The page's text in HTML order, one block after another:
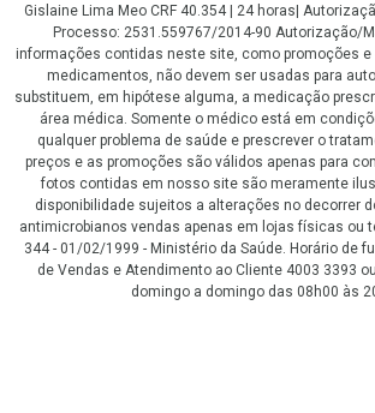
Gislaine Lima Meo CRF 40.354 | 24 horas|
Processo: 2531.559767/2014-90 Autorização/
informações contidas neste site, como promoções
medicamentos, não devem ser usadas para
substituem, em hipótese alguma, a medicação
área médica. Somente o médico está em
qualquer problema de saúde e prescrever o
preços e as promoções são válidos apenas para
fotos contidas em nosso site são meramente
disponibilidade sujeitos a alterações no decorrer
antimicrobianos vendas apenas em lojas físicas ou
344 - 01/02/1999 - Ministério da Saúde. Horário de
de Vendas e Atendimento ao Cliente 4003 3393
domingo a domingo das 08h00 às